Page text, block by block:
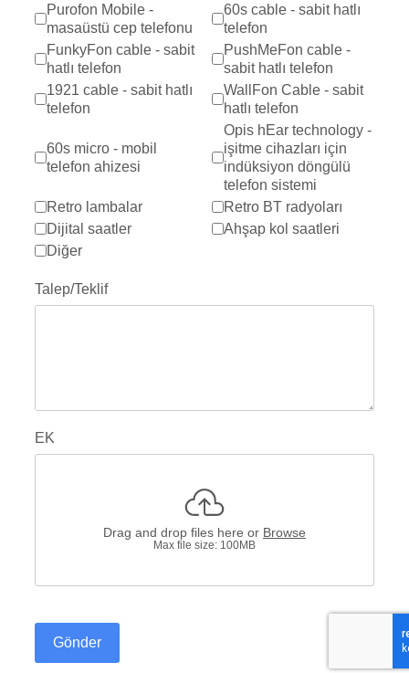
Purofon Mobile -
masaüstü cep telefonu
60s cable - sabit hatlı
telefon
FunkyFon cable - sabit
hatlı telefon
PushMeFon cable -
sabit hatlı telefon
1921 cable - sabit hatlı
telefon
WallFon Cable - sabit
hatlı telefon
60s micro - mobil
telefon ahizesi
Opis hEar technology -
işitme cihazları için
indüksiyon döngülü
telefon sistemi
Retro lambalar
Retro BT radyoları
Dijital saatler
Ahşap kol saatleri
Diğer
Talep/Teklif
EK
Drag and drop files here or Browse
Max file size: 100MB
Gönder